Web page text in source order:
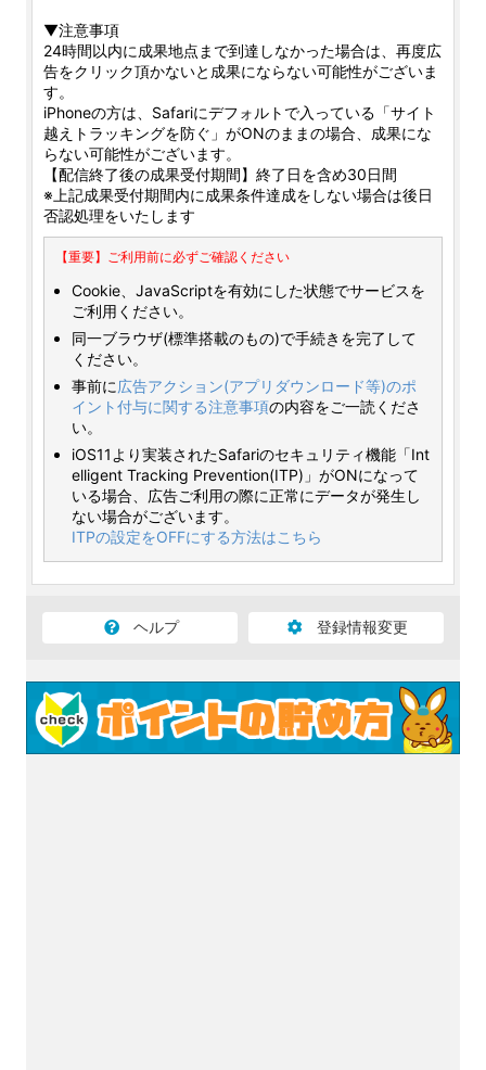
▼注意事項
24時間以内に成果地点まで到達しなかった場合は、再度広
告をクリック頂かないと成果にならない可能性がございま
す。
iPhoneの方は、Safariにデフォルトで入っている「サイト
越えトラッキングを防ぐ」がONのままの場合、成果にな
らない可能性がございます。
【配信終了後の成果受付期間】終了日を含め30日間
※上記成果受付期間内に成果条件達成をしない場合は後日
否認処理をいたします
【重要】ご利用前に必ずご確認ください
Cookie、JavaScriptを有効にした状態でサービスを
ご利用ください。
同一ブラウザ(標準搭載のもの)で手続きを完了して
ください。
事前に広告アクション(アプリダウンロード等)のポ
イント付与に関する注意事項の内容をご一読くださ
い。
iOS11より実装されたSafariのセキュリティ機能「Int
elligent Tracking Prevention(ITP)」がONになって
いる場合、広告ご利用の際に正常にデータが発生し
ない場合がございます。
ITPの設定をOFFにする方法はこちら
ヘルプ 登録情報変更